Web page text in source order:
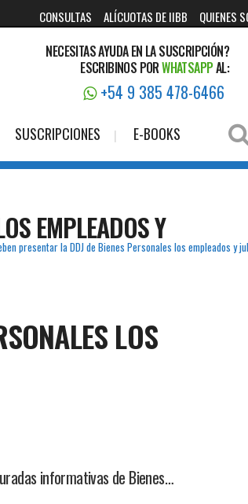
CONSULTAS ALÍCUOTAS DE IIBB QUIENES
NECESITAS AYUDA EN LA SUSCRIPCIÓN?
ESCRIBINOS PORWHATSAPPAL:
+54 9 385 478-6466
SUSCRIPCIONES E-BOOKS
EMPLEADOS Y
presentar la DDJ de Bienes Personales los empleados y
LOS
informativas de Bienes…